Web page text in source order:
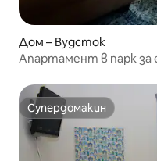
Дом – Вудсток
Апартамент в парк за
Супердомакин
Супердомакин